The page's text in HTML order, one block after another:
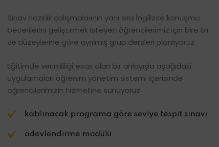
Sınav hazırlık çalışmalarının yanı sıra İngilizce konuşma
becerilerini geliştirmek isteyen öğrencilerimiz için bire bir
ve düzeylerine göre ayrılmış grup dersleri planlıyoruz.
Eğitimde verimliliği esas alan bir anlayışla aşağıdaki
uygulamaları öğrenim yönetim sistemi içerisinde
öğrencilerimizin hizmetine sunuyoruz
katılınacak programa göre seviye tespit sınavı
ödevlendirme modülü